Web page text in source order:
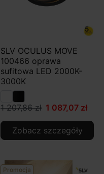
SLV OCULUS MOVE
100466 oprawa
sufitowa LED 2000K-
3000K
1 207,86 zł 1 087,07 zł
Zobacz szczegóły
Promocja